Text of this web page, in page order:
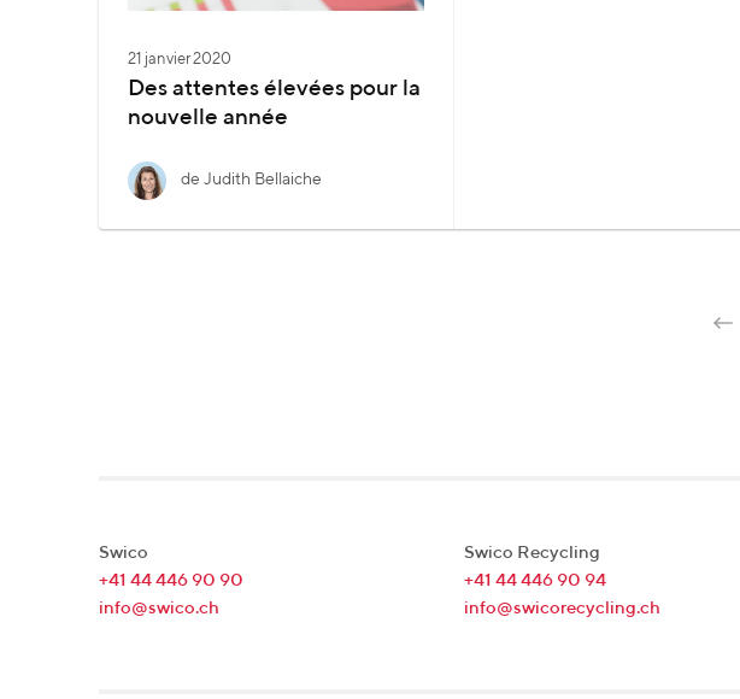
21 janvier 2020
Des attentes élevées pour la
nouvelle année
de Judith Bellaiche
Swico
+41 44 446 90 90
info@swico.ch
Swico Recycling
+41 44 446 90 94
info@swicorecycling.ch